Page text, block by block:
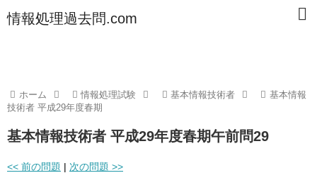
情報処理過去問.com
ホーム 情報処理試験 基本情報技術者
基本情報
技術者 平成29年度春期
基本情報技術者 平成29年度春期午前問29
<< 前の問題 | 次の問題 >>